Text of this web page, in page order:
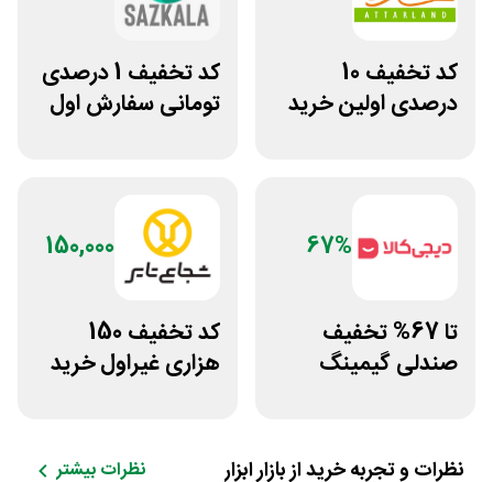
کد تخفیف 10
درصدی اولین خرید
کد تخفیف 1 درصدی
تومانی سفارش اول
67%
تا 67% تخفیف
صندلی گیمینگ
150,000
کد تخفیف 150
هزاری غیراول خرید
نظرات و تجربه خرید ازبازار ابزار نظرات بیشتر